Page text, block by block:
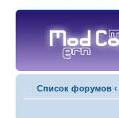
Список форумов ‹